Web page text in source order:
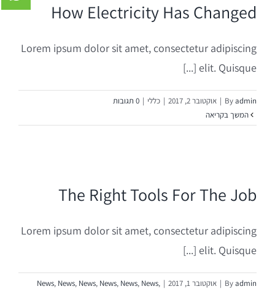
How Electricity Has Changed
Lorem ipsum dolor sit amet, consectetur adipiscing
elit. Quisque [...]
Byadmin
| אוקטובר 2, 2017 | כללי | 0 תגובות
המשך בקריאה
The Right Tools For The Job
Lorem ipsum dolor sit amet, consectetur adipiscing
elit. Quisque [...]
Byadmin
| אוקטובר 1, 2017 |
News, News, News, News, News, News,